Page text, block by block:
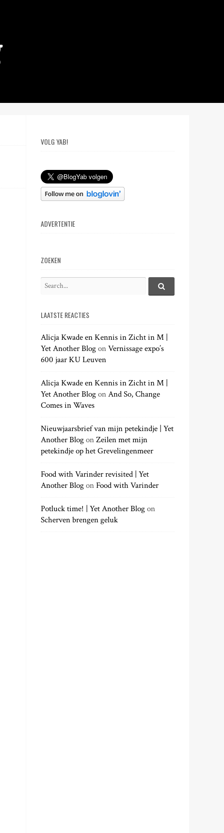
VOLG YAB!
ADVERTENTIE
ZOEKEN
r
h
f
o
:
S
h
.
LAATSTE REACTIES
Alicja Kwade en Kennis in Zicht in M |
Yet Another BlogonVernissage expo’s
600 jaar KU Leuven
Alicja Kwade en Kennis in Zicht in M |
Yet Another BlogonAnd So, Change
Comes in Waves
Nieuwjaarsbrief van mijn petekindje | Yet
Another BlogonZeilen met mijn
petekindje op het Grevelingenmeer
Food with Varinder revisited | Yet
Another BlogonFood with Varinder
Potluck time! | Yet Another Blogon
Scherven brengen geluk